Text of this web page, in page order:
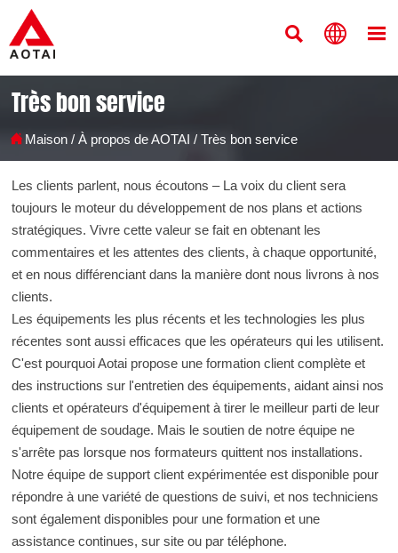
  
Très bon service
Maison / À propos de AOTAI / Très bon service
Les clients parlent, nous écoutons – La voix du client sera
toujours le moteur du développement de nos plans et actions
stratégiques. Vivre cette valeur se fait en obtenant les
commentaires et les attentes des clients, à chaque opportunité,
et en nous différenciant dans la manière dont nous livrons à nos
clients.
Les équipements les plus récents et les technologies les plus
récentes sont aussi efficaces que les opérateurs qui les utilisent.
C'est pourquoi Aotai propose une formation client complète et
des instructions sur l'entretien des équipements, aidant ainsi nos
clients et opérateurs d'équipement à tirer le meilleur parti de leur
équipement de soudage. Mais le soutien de notre équipe ne
s'arrête pas lorsque nos formateurs quittent nos installations.
Notre équipe de support client expérimentée est disponible pour
répondre à une variété de questions de suivi, et nos techniciens
sont également disponibles pour une formation et une
assistance continues, sur site ou par téléphone.